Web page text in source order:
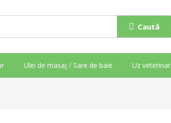
Caută
Ulei de masaj / Sare de baie Uz veterinar